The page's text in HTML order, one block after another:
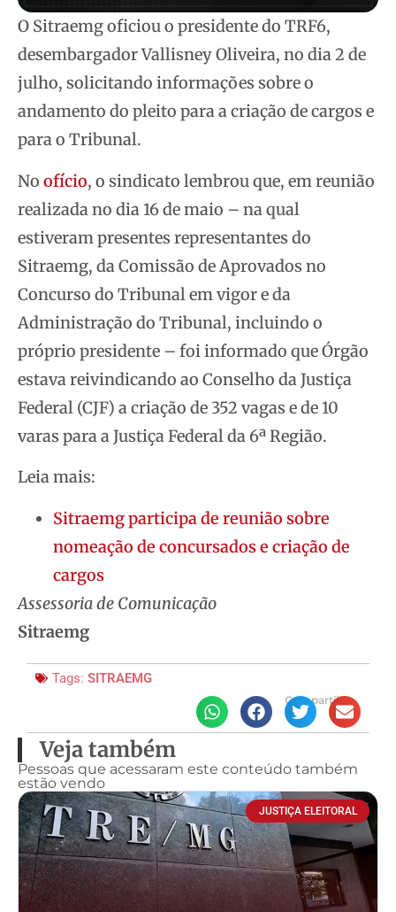
O Sitraemg oficiou o presidente do TRF6,
desembargador Vallisney Oliveira, no dia 2 de
julho, solicitando informações sobre o
andamento do pleito para a criação de cargos e
para o Tribunal.
No ofício, o sindicato lembrou que, em reunião
realizada no dia 16 de maio – na qual
estiveram presentes representantes do
Sitraemg, da Comissão de Aprovados no
Concurso do Tribunal em vigor e da
Administração do Tribunal, incluindo o
próprio presidente – foi informado que Órgão
estava reivindicando ao Conselho da Justiça
Federal (CJF) a criação de 352 vagas e de 10
varas para a Justiça Federal da 6ª Região.
Leia mais:
Sitraemg participa de reunião sobre
nomeação de concursados e criação de
cargos
Assessoria de Comunicação
Sitraemg
Tags: SITRAEMG
Compartilhe
Veja também
Pessoas que acessaram este conteúdo também
estão vendo
JUSTIÇA ELEITORAL